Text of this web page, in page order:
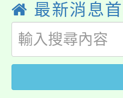
系所師生
學籍身 分
版
淨零綠領
公告本校
代理(課)
「2026金
車」活動
桃園市
最新消息